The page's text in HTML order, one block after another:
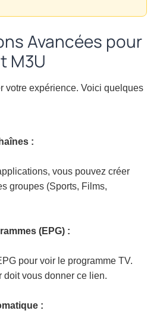
Avancées pour
M3U
votre expérience. Voici quelques
:
vous pouvez créer
groupes (Sports, Films,
(EPG) :
pour voir le programme TV.
doit vous donner ce lien.
: